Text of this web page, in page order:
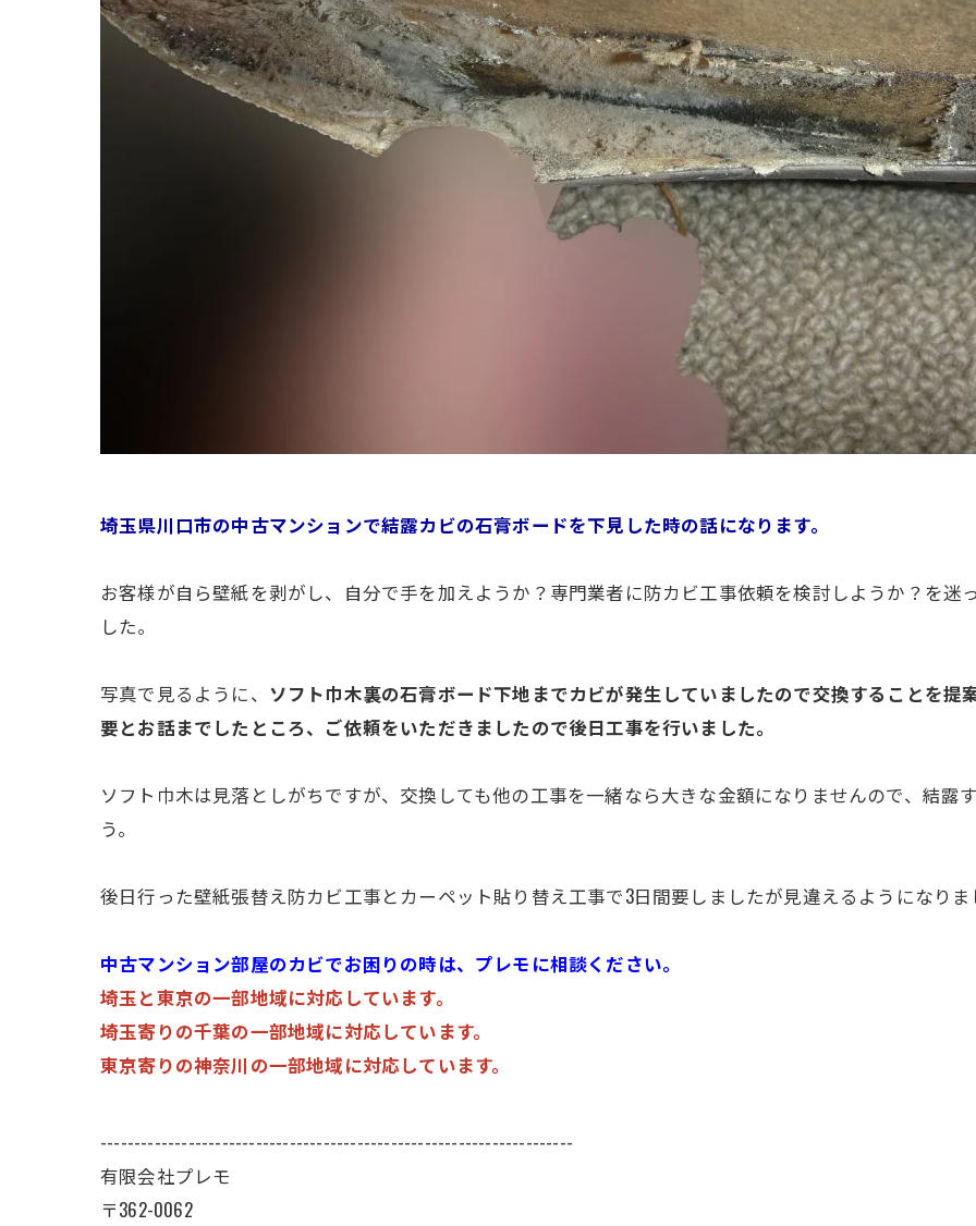
埼玉県川口市の中古マンションで結露カビの石膏ボードを下見した時の話になります。
お客様が自ら壁紙を剥がし、自分で手を加えようか？専門業者に防カビ工事依頼を検討しようか？を
した。
写真で見るように、 ソフト巾木裏の石膏ボード下地までカビが発生していましたので交換することを
要とお話までしたところ、ご依頼をいただきましたので後日工事を行いました。
ソフト巾木は見落としがちですが、交換しても他の工事を一緒なら大きな金額になりませんので、結露
う。
後日行った壁紙張替え防カビ工事とカーペット貼り替え工事で3日間要しましたが見違えるようになり
中古マンション部屋のカビでお困りの時は、プレモに相談ください。
埼玉と東京の一部地域に対応しています。
埼玉寄りの千葉の一部地域に対応しています。
東京寄りの神奈川の一部地域に対応しています。
----------------------------------------------------------------------
有限会社プレモ
〒362-0062